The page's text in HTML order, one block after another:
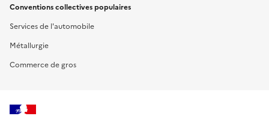
Conventions collectives populaires
Services de l'automobile
Métallurgie
Commerce de gros